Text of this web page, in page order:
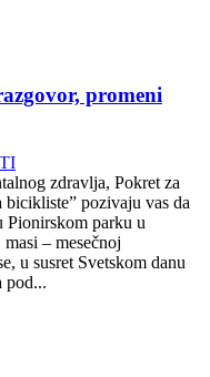
promeni
zdravlja, Pokret za
pozivaju vas da
Pionirskom parku u
– mesečnoj
u susret Svetskom danu
pod...